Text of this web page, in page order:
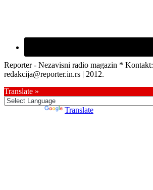
Reporter - Nezavisni radio magazin * Kontakt:
redakcija@reporter.in.rs | 2012.
Translate »
Translate